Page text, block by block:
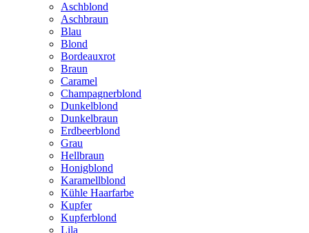
Aschblond
Aschbraun
Blau
Blond
Bordeauxrot
Braun
Caramel
Champagnerblond
Dunkelblond
Dunkelbraun
Erdbeerblond
Grau
Hellbraun
Honigblond
Karamellblond
Kühle Haarfarbe
Kupfer
Kupferblond
Lila